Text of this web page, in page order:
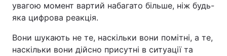
увагою момент вартий набагато більше, ніж будь-
яка цифрова реакція.
Вони шукають не те, наскільки вони помітні, а те,
наскільки вони дійсно присутні в ситуації та